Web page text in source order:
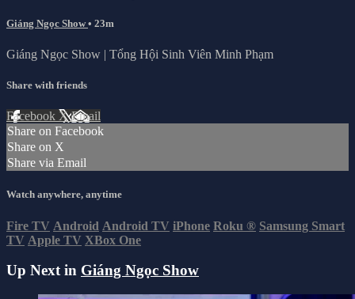
Giáng Ngọc Show• 23m
Giáng Ngọc Show | Tổng Hội Sinh Viên Minh Phạm
Share with friends
Facebook XEmail
Share on Facebook
Share on X
Share via Email
Watch anywhere, anytime
Fire TV Android Android TV iPhone Roku ® Samsung Smart
TV Apple TV XBox One
Up Next in Giáng Ngọc Show